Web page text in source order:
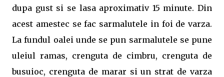
dupa gust si se lasa aproximativ 15 minute. Din
acest amestec se fac sarmalutele in foi de varza.
La fundul oalei unde se pun sarmalutele se pune
uleiul ramas, crenguta de cimbru, crenguta de
busuioc, crenguta de marar si un strat de varza